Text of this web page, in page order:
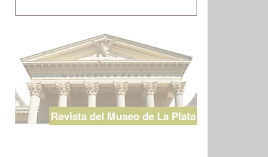
Revista del Museo de La Plata